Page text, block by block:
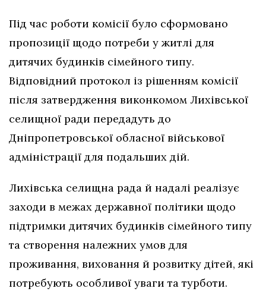
Під час роботи комісії було сформовано
пропозиції щодо потреби у житлі для
дитячих будинків сімейного типу.
Відповідний протокол із рішенням комісії
після затвердження виконкомом Лихівської
селищної ради передадуть до
Дніпропетровської обласної військової
адміністрації для подальших дій.
Лихівська селищна рада й надалі реалізує
заходи в межах державної політики щодо
підтримки дитячих будинків сімейного типу
та створення належних умов для
проживання, виховання й розвитку дітей, які
потребують особливої уваги та турботи.